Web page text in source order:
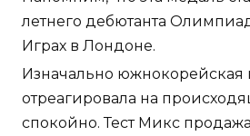
летнего дебютанта
Играх в Лондоне.
Изначально южнокорейская
отреагировала на
спокойно. Тест Микс